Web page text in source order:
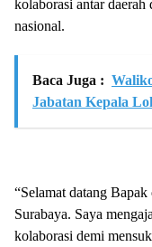
kolaborasi antar daerah
nasional.
Baca Juga :
Jabatan Kepala
“Selamat datang
Surabaya. Saya
kolaborasi demi